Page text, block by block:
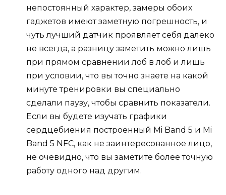
непостоянный характер, замеры обоих
гаджетов имеют заметную погрешность, и
чуть лучший датчик проявляет себя далеко
не всегда, а разницу заметить можно лишь
при прямом сравнении лоб в лоб и лишь
при условии, что вы точно знаете на какой
минуте тренировки вы специально
сделали паузу, чтобы сравнить показатели.
Если вы будете изучать графики
сердцебиения построенный Mi Band 5 и Mi
Band 5 NFC, как не заинтересованное лицо,
не очевидно, что вы заметите более точную
работу одного над другим.